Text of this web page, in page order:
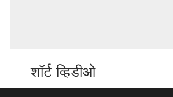
शॉर्ट व्हिडीओ